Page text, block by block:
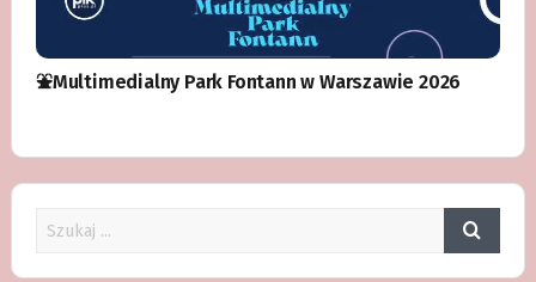
⛲️Multimedialny Park Fontann w Warszawie 2026